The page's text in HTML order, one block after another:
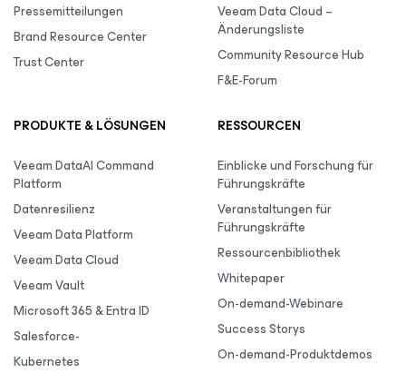
Pressemitteilungen
Brand Resource Center
Trust Center
Veeam Data Cloud –
Änderungsliste
Community Resource Hub
F&E-Forum
PRODUKTE & LÖSUNGEN
Veeam DataAI Command
Platform
Datenresilienz
Veeam Data Platform
Veeam Data Cloud
Veeam Vault
Microsoft 365 & Entra ID
Salesforce-
Kubernetes
RESSOURCEN
Einblicke und Forschung für
Führungskräfte
Veranstaltungen für
Führungskräfte
Ressourcenbibliothek
Whitepaper
On-demand-Webinare
Success Storys
On-demand-Produktdemos